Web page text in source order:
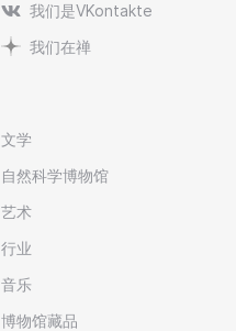
我们是VKontakte
我们在禅
文学
自然科学博物馆
艺术
行业
音乐
博物馆藏品